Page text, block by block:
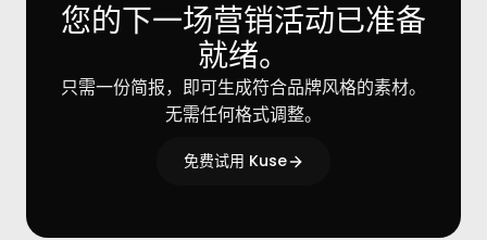
您的下一场营销活动已准备
就绪。
只需一份简报，即可生成符合品牌风格的素材。
无需任何格式调整。
免费试用 Kuse